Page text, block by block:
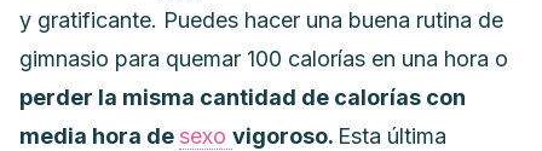
y gratificante. Puedes hacer una buena rutina de
gimnasio para quemar 100 calorías en una hora o
perder la misma cantidad de calorías con
media hora de sexo vigoroso. Esta última